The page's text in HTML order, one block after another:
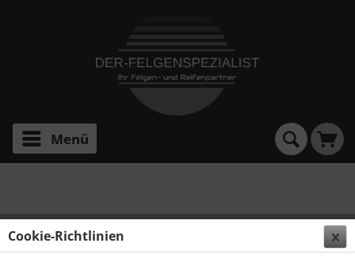
Menü
ELEGANCE WHEELS E 2 FF DEEP CONCAVE 10,5X20
5X114,3 ET45 HYPER SILBER
Cookie-Richtlinien